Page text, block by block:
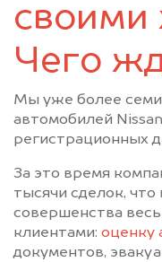
своими
Чего
Мы уже более семи
автомобилей
регистрационных
За это время
тысячи сделок,
совершенства
клиентами: оценку
документов,